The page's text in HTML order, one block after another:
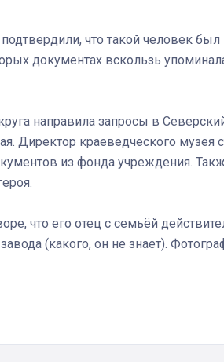
что такой человек
документах вскользь
направила запросы в
Директор краеведческого музея
из фонда учреждения.
что его отец с семьёй
(какого, он не знает).